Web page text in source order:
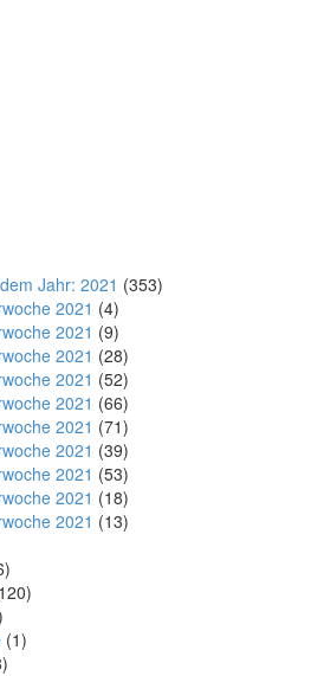
Jahr: 2021 (353)
2021 (4)
2021 (9)
2021 (28)
2021 (52)
2021 (66)
2021 (71)
2021 (39)
2021 (53)
2021 (18)
2021 (13)
(1)